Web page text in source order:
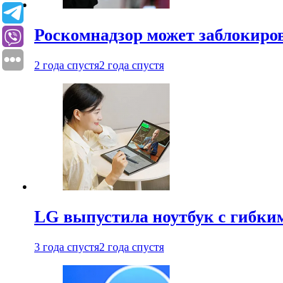
Роскомнадзор может
2 года спустя2 года спустя
LG выпустила ноутбук с
3 года спустя2 года спустя